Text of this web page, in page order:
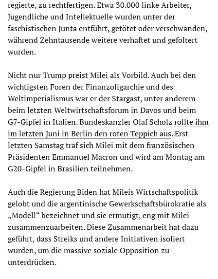
regierte, zu rechtfertigen. Etwa 30.000 linke Arbeiter,
Jugendliche und Intellektuelle wurden unter der
faschistischen Junta entführt, getötet oder verschwanden,
während Zehntausende weitere verhaftet und gefoltert
wurden.
Nicht nur Trump preist Milei als Vorbild. Auch bei den
wichtigsten Foren der Finanzoligarchie und des
Weltimperialismus war er der Stargast, unter anderem
beim letzten Weltwirtschaftsforum in Davos und beim
G7-Gipfel in Italien. Bundeskanzler Olaf Scholz rollte ihm
im letzten Juni in Berlin den roten Teppich aus. Erst
letzten Samstag traf sich Milei mit dem französischen
Präsidenten Emmanuel Macron und wird am Montag am
G20-Gipfel in Brasilien teilnehmen.
Auch die Regierung Biden hat Mileis Wirtschaftspolitik
gelobt und die argentinische Gewerkschaftsbürokratie als
„Modell“ bezeichnet und sie ermutigt, eng mit Milei
zusammenzuarbeiten. Diese Zusammenarbeit hat dazu
geführt, dass Streiks und andere Initiativen isoliert
wurden, um die massive soziale Opposition zu
unterdrücken.